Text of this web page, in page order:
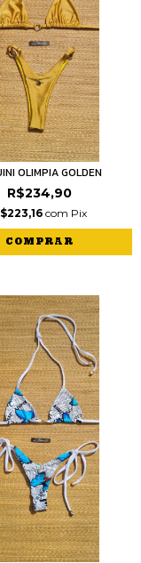
OLIMPIA GOLDEN
R$234,90
com Pix
COMPRAR